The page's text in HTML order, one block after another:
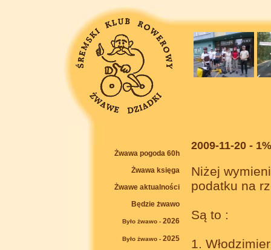
Żwawa pogoda 60h
Żwawa księga
Żwawe aktualności
Będzie żwawo
Było żwawo - 2026
Było żwawo - 2025
2009-11-20 -
Niżej
podatku na
Są to :
1.